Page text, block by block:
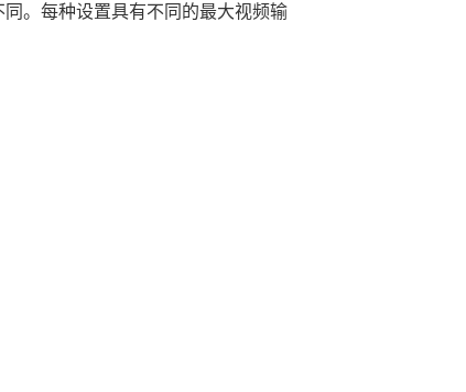
。每种设置具有不同的最大视频输